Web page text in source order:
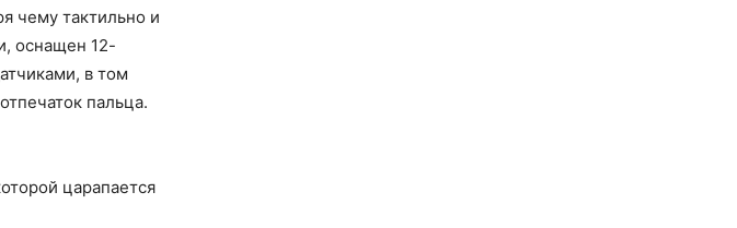
чему тактильно и
оснащен 12-
в том
пальца.
царапается